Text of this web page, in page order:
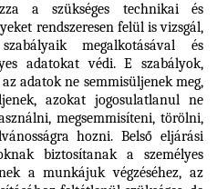
a szükséges technikai és
rendszeresen felül is vizsgál,
megalkotásával és
adatokat védi. E szabályok,
adatok ne semmisüljenek meg,
azokat jogosulatlanul ne
megsemmisíteni, törölni,
hozni. Belső eljárási
biztosítanak a személyes
a munkájuk végzéséhez, az